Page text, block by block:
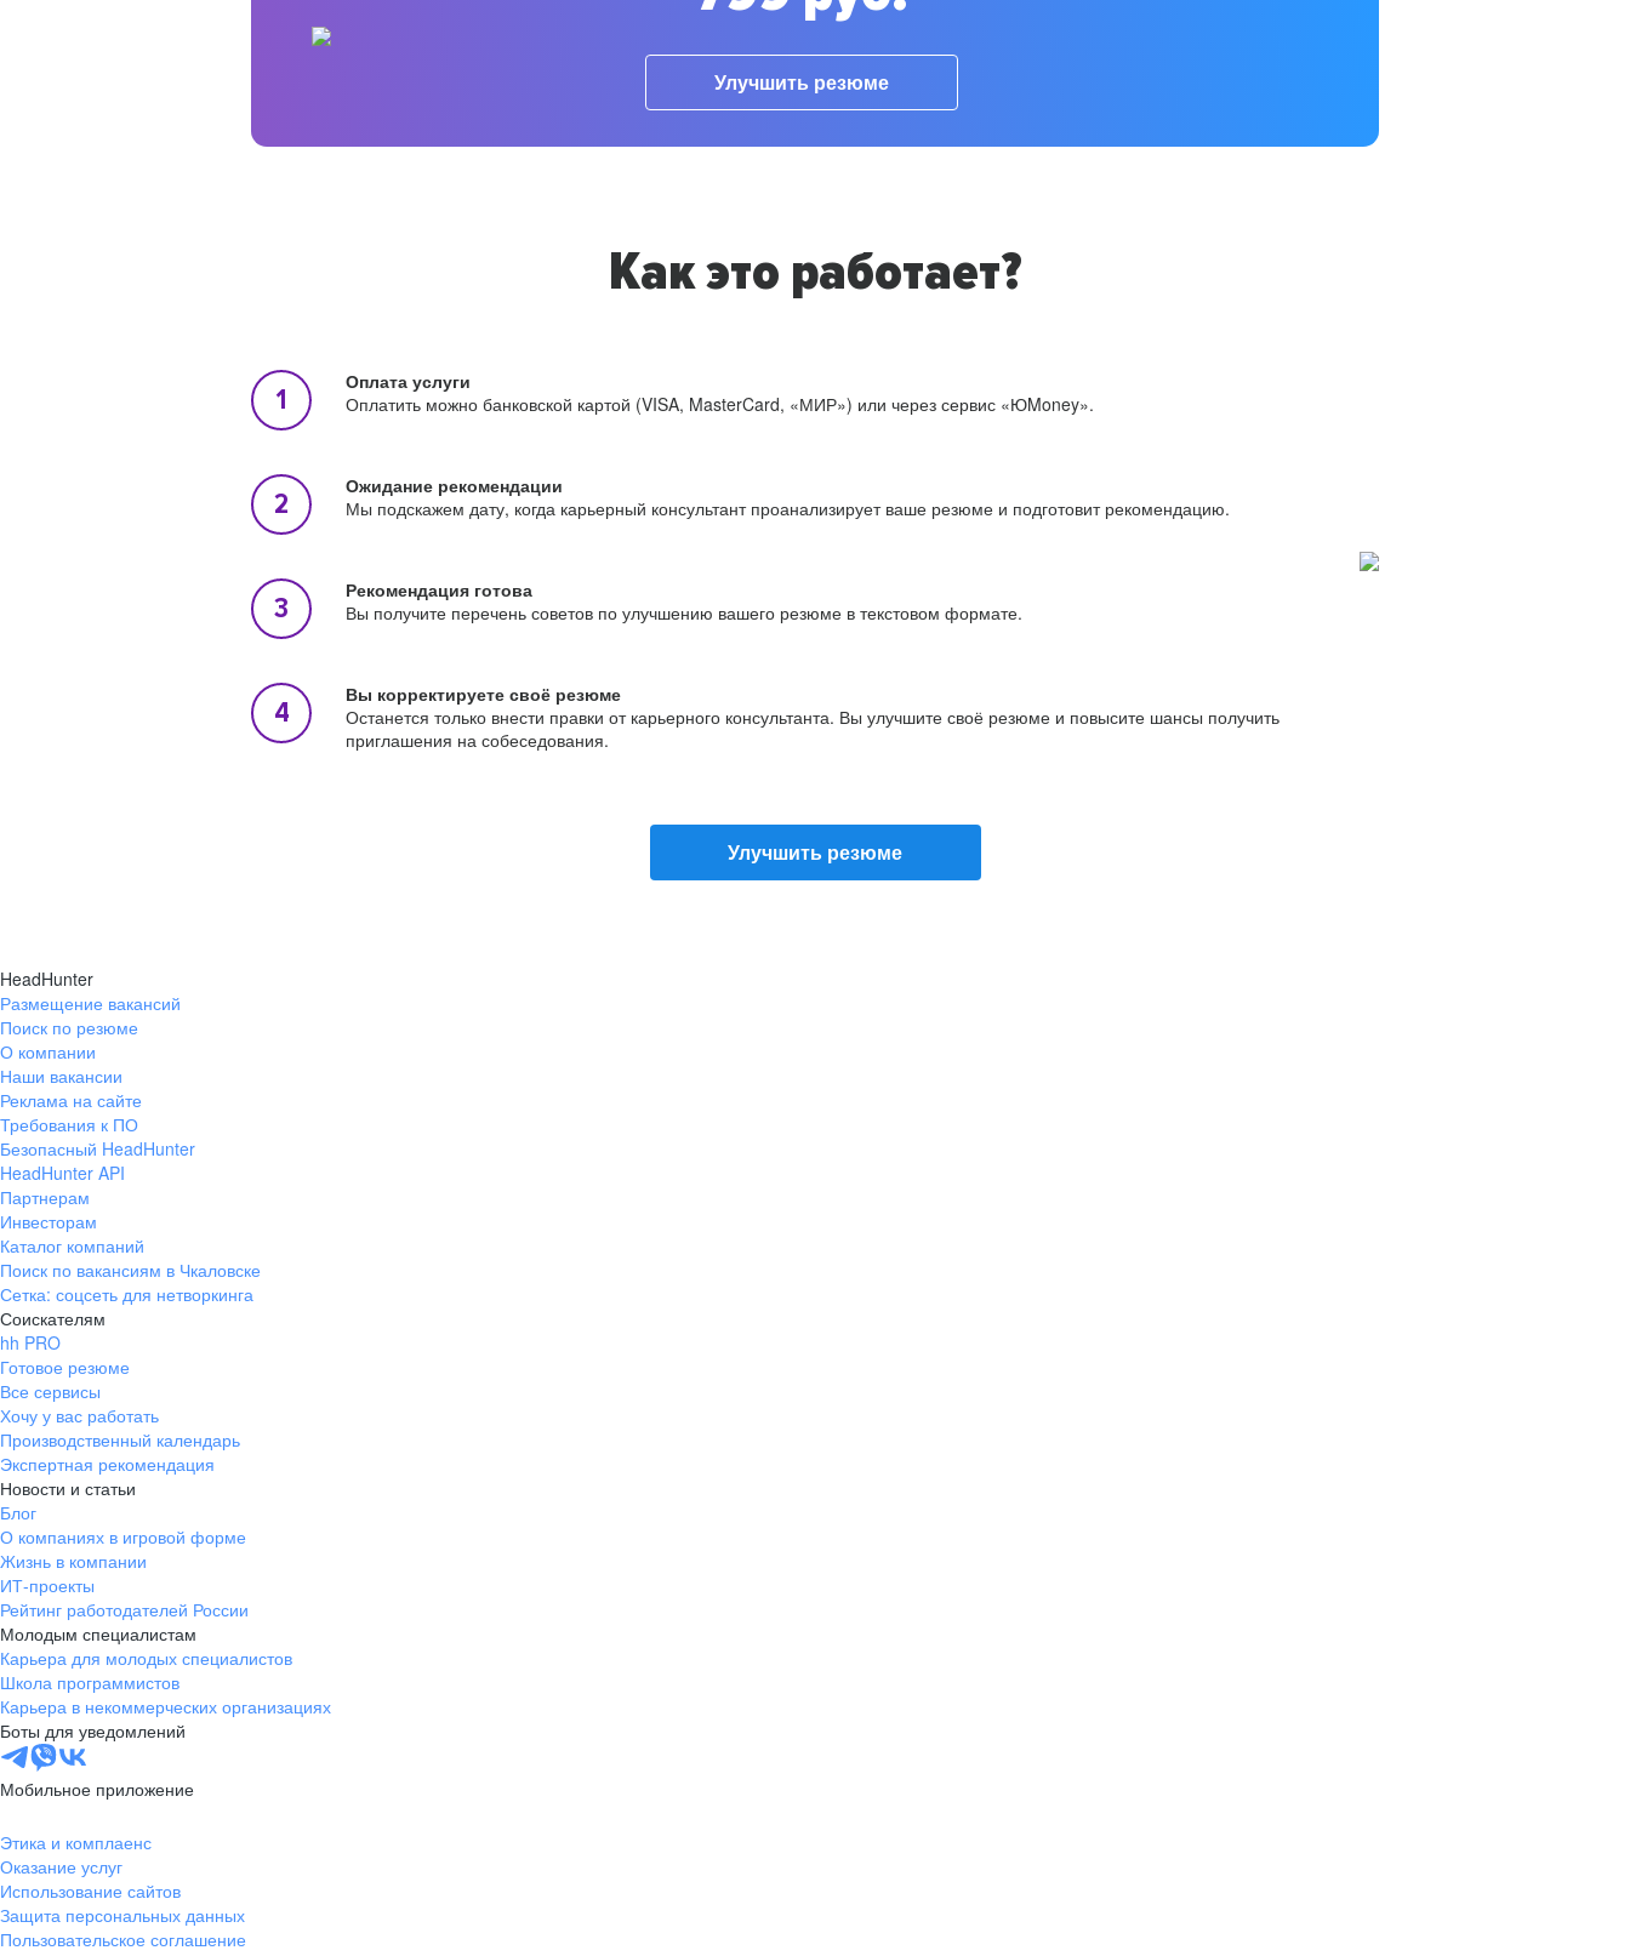
Улучшить резюме
Как это работает?
Оплата услуги
Оплатить можно банковской картой (VISA, MasterCard, «МИР») или через сервис «ЮMoney».
Ожидание рекомендации
Мы подскажем дату, когда карьерный консультант проанализирует ваше резюме и подготовит рекомендацию.
Рекомендация готова
Вы получите перечень советов по улучшению вашего резюме в текстовом формате.
Вы корректируете своё резюме
Останется только внести правки от карьерного консультанта. Вы улучшите своё резюме и повысите шансы получить
приглашения на собеседования.
Улучшить резюме
HeadHunter
Размещение вакансий
Поиск по резюме
О компании
Наши вакансии
Реклама на сайте
Требования к ПО
Безопасный HeadHunter
HeadHunter API
Партнерам
Инвесторам
Каталог компаний
Поиск по вакансиям в Чкаловске
Сетка: соцсеть для нетворкинга
Соискателям
hh PRO
Готовое резюме
Все сервисы
Хочу у вас работать
Производственный календарь
Экспертная рекомендация
Новости и статьи
Блог
О компаниях в игровой форме
Жизнь в компании
ИТ-проекты
Рейтинг работодателей России
Молодым специалистам
Карьера для молодых специалистов
Школа программистов
Карьера в некоммерческих организациях
Боты для уведомлений
Мобильное приложение
Этика и комплаенс
Оказание услуг
Использование сайтов
Защита персональных данных
Пользовательское соглашение